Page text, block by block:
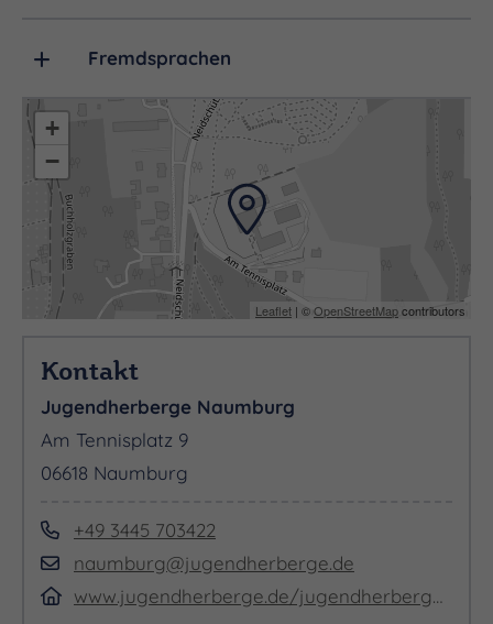
Fremdsprachen
+
−
Leaflet | ©OpenStreetMapcontributors
Kontakt
Jugendherberge Naumburg
Am Tennisplatz 9
06618 Naumburg
+49 3445 703422
naumburg@jugendherberge.de
www.jugendherberge.de/jugendherbergen/naumburg